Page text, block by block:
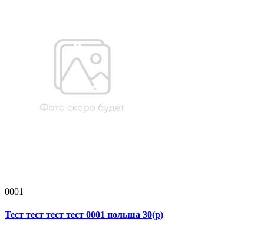
0001
Тест тест тест тест 0001 польша 30(р)